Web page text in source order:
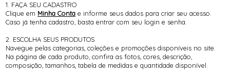
1. FAÇA SEU CADASTRO
Clique em Minha Conta e informe seus dados para criar seu acesso.
Caso já tenha cadastro, basta entrar com seu login e senha.
2. ESCOLHA SEUS PRODUTOS
Navegue pelas categorias, coleções e promoções disponíveis no site.
Na página de cada produto, confira as fotos, cores, descrição,
composição, tamanhos, tabela de medidas e quantidade disponível.